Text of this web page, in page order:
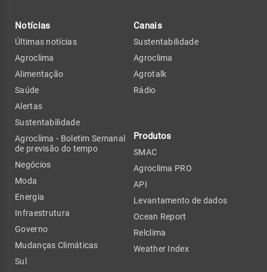
Notícias
Últimas notícias
Agroclima
Alimentação
Saúde
Alertas
Sustentabilidade
Agroclima - Boletim Semanal
de previsão do tempo
Negócios
Moda
Energia
Infraestrutura
Governo
Mudanças Climáticas
Sul
Canais
Sustentabilidade
Agroclima
Agrotalk
Rádio
Produtos
SMAC
Agroclima PRO
API
Levantamento de dados
Ocean Report
Relclima
Weather Index